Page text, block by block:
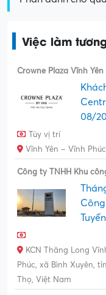
Việc làm
Crowne Plaza Vĩnh
08/
Tùy vị trí
Vĩnh Yên – Vĩnh Phúc
Công ty TNHH Khu
KCN Thăng Long
Phúc, xã Bình Xuyên,
Thọ, Việt Nam